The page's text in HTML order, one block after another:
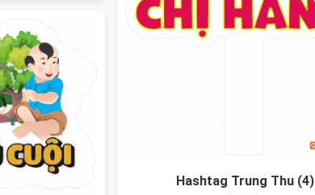
Hashtag Trung Thu (4)